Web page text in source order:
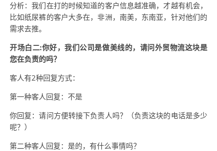
分析：我们在打的时候知道的客户信息越准确，才越有机会，
比如纸尿裤的客户大多在，非洲，南美，东南亚，针对他们的
需求去推。
开场白二:你好，我们公司是做美线的，请问外贸物流这块是
您在负责的吗？
客人有2种回复方式：
第一种客人回复：不是
你回复：请问方便转接下负责人吗？（负责这块的电话是多少
呢？）
第二种客人回复：是的，有什么事情吗？